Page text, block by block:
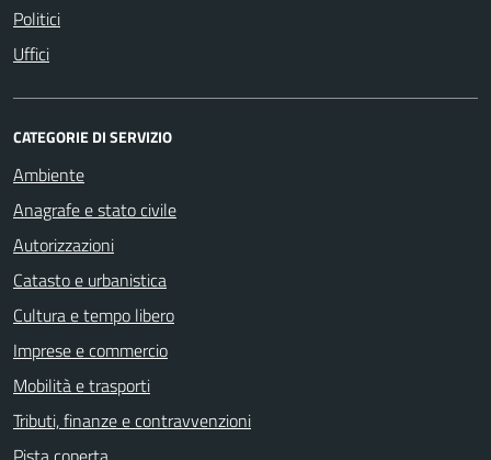
Politici
Uffici
CATEGORIE DI SERVIZIO
Ambiente
Anagrafe e stato civile
Autorizzazioni
Catasto e urbanistica
Cultura e tempo libero
Imprese e commercio
Mobilità e trasporti
Tributi, finanze e contravvenzioni